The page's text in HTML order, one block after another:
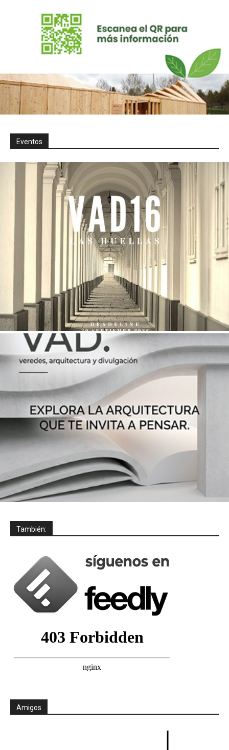
Eventos
También:
Amigos